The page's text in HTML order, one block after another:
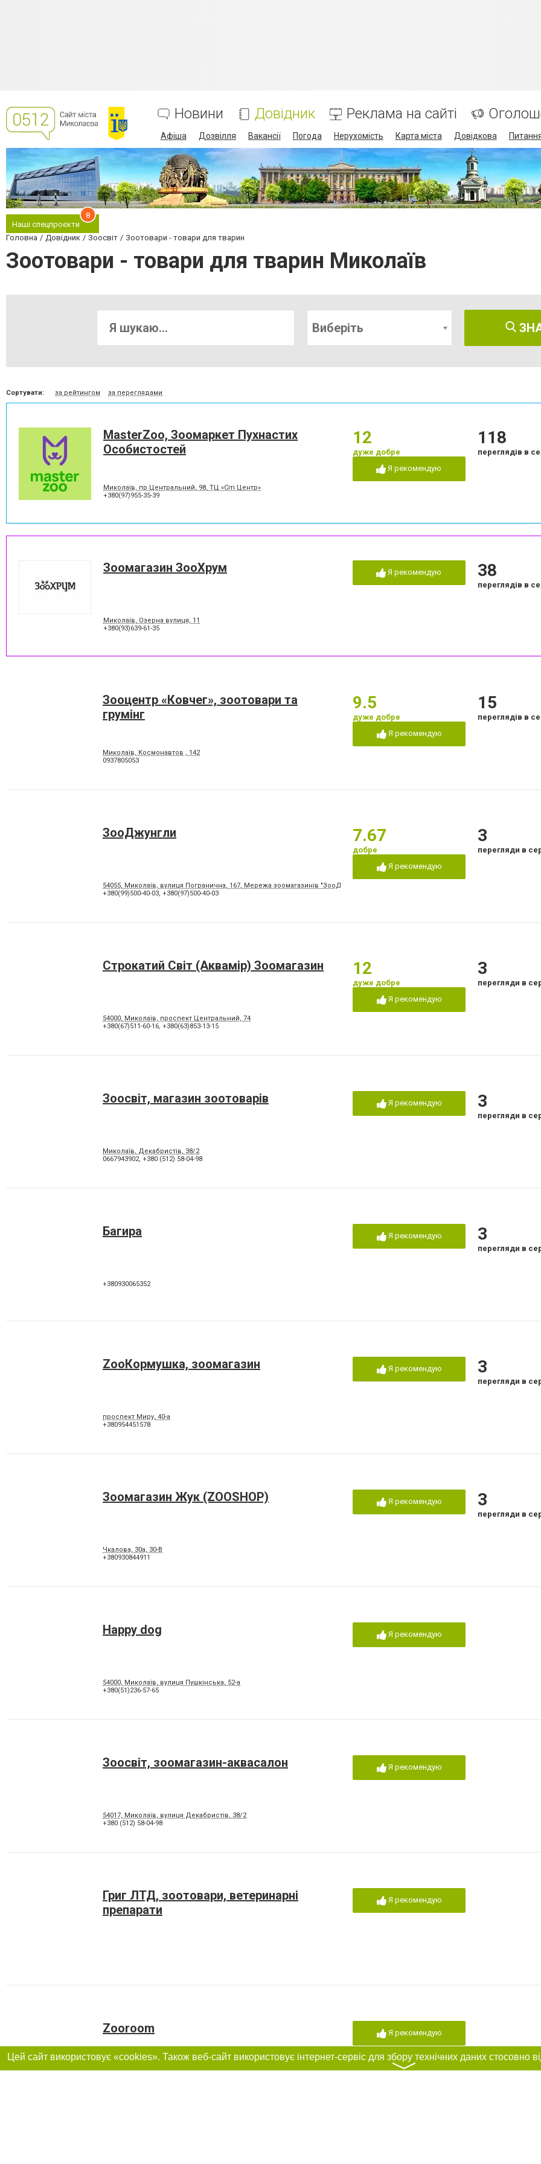
Новини Довідник Реклама на сайті
Афіша Дозвілля Вакансії Погода Нерухомість Карта міста Довідкова
Наші спецпроєкти
8
Головна Довідник Зоосвіт Зоотовари - товари для тварин
Зоотовари - товари для тварин Миколаїв
Виберіть
Сортувати: за рейтингом за переглядами
MasterZoo, Зоомаркет Пухнастих
Особистостей
Миколаїв, пр.Центральний, 98, ТЦ «Сіті Центр»
+380(97)955-35-39
12
дуже добре
Я рекомендую
118
переглядів в
Зоомагазин ЗооХрум
Миколаїв, Озерна вулиця, 11
+380(93)639-61-35
Я рекомендую 38
переглядів в
Зооцентр «Ковчег», зоотовари та
грумінг
Миколаїв, Космонавтов , 142
0937805053
9.5
дуже добре
Я рекомендую
15
переглядів в
ЗооДжунгли
54055, Миколаїв, вулиця Погранична, 167, Мережа зоомагазинів "ЗооДжунгли" (зупинка "Автовокзал")
+380(99)500-40-03, +380(97)500-40-03
7.67
добре
Я рекомендую
3
перегляди в
Строкатий Світ (Аквамір) Зоомагазин
54000, Миколаїв, проспект Центральний, 74
+380(67)511-60-16, +380(63)853-13-15
12
дуже добре
Я рекомендую
3
перегляди в
Зоосвіт, магазин зоотоварів
Миколаїв, Декабристів, 38/2
0667943902, +380 (512) 58-04-98
Я рекомендую 3
перегляди в
Багира
+380930065352
Я рекомендую 3
перегляди в
ZooКормушка, зоомагазин
проспект Миру, 40-а
+380954451578
Я рекомендую 3
перегляди в
Зоомагазин Жук (ZOOSHOP)
Чкалова, 30а, 30-В
+380930844911
Я рекомендую 3
перегляди в
Happy dog
54000, Миколаїв, вулиця Пушкінська, 52-а
+380(51)236-57-65
Я рекомендую
Зоосвiт, зоомагазин-аквасалон
54017, Миколаїв, вулиця Декабристів, 38/2
+380 (512) 58-04-98
Я рекомендую
Григ ЛТД, зоотовари, ветеринарні
препарати
Я рекомендую
Zooroom Я рекомендую
〉